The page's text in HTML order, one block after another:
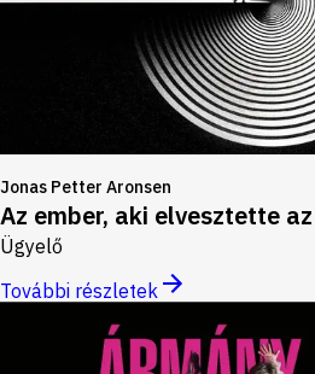
Jonas Petter Aronsen
Az ember, aki elvesztette
Ügyelő
További részletek